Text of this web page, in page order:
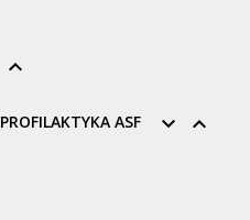

 
PROFILAKTYKA ASF